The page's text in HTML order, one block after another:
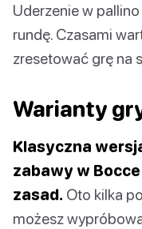
Uderzenie w
rundę. Czasami
zresetować grę na
Warianty
Klasyczna
zabawy w
zasad. Oto kilka
możesz